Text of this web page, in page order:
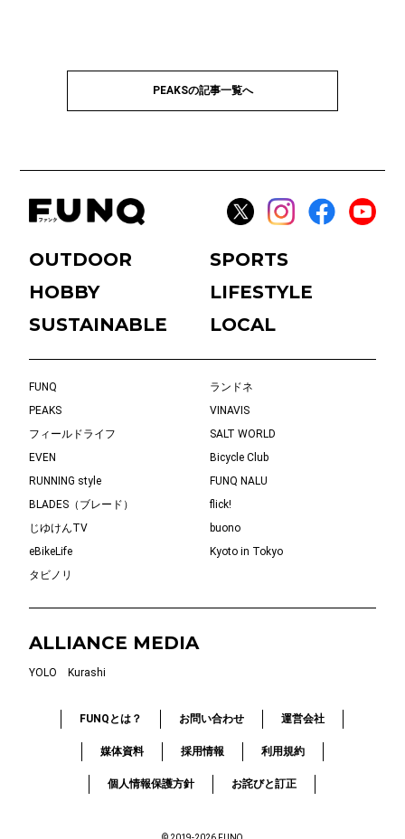
PEAKSの記事一覧へ
OUTDOOR
SPORTS
HOBBY
LIFESTYLE
SUSTAINABLE
LOCAL
FUNQ
ランドネ
PEAKS
VINAVIS
フィールドライフ
SALT WORLD
EVEN
Bicycle Club
RUNNING style
FUNQ NALU
BLADES（ブレード）
flick!
じゆけんTV
buono
eBikeLife
Kyoto in Tokyo
タビノリ
ALLIANCE MEDIA
YOLO Kurashi
FUNQとは？ お問い合わせ 運営会社
媒体資料 採用情報 利用規約
個人情報保護方針 お詫びと訂正